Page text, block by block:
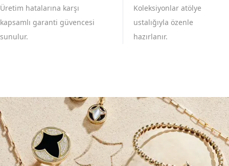
Üretim hatalarına karşı
kapsamlı garanti güvencesi
sunulur.
Koleksiyonlar atölye
ustalığıyla özenle
hazırlanır.